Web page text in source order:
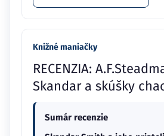
Knižné maniačky
RECENZIA:
Skandar a skúšky
Sumár recenzie